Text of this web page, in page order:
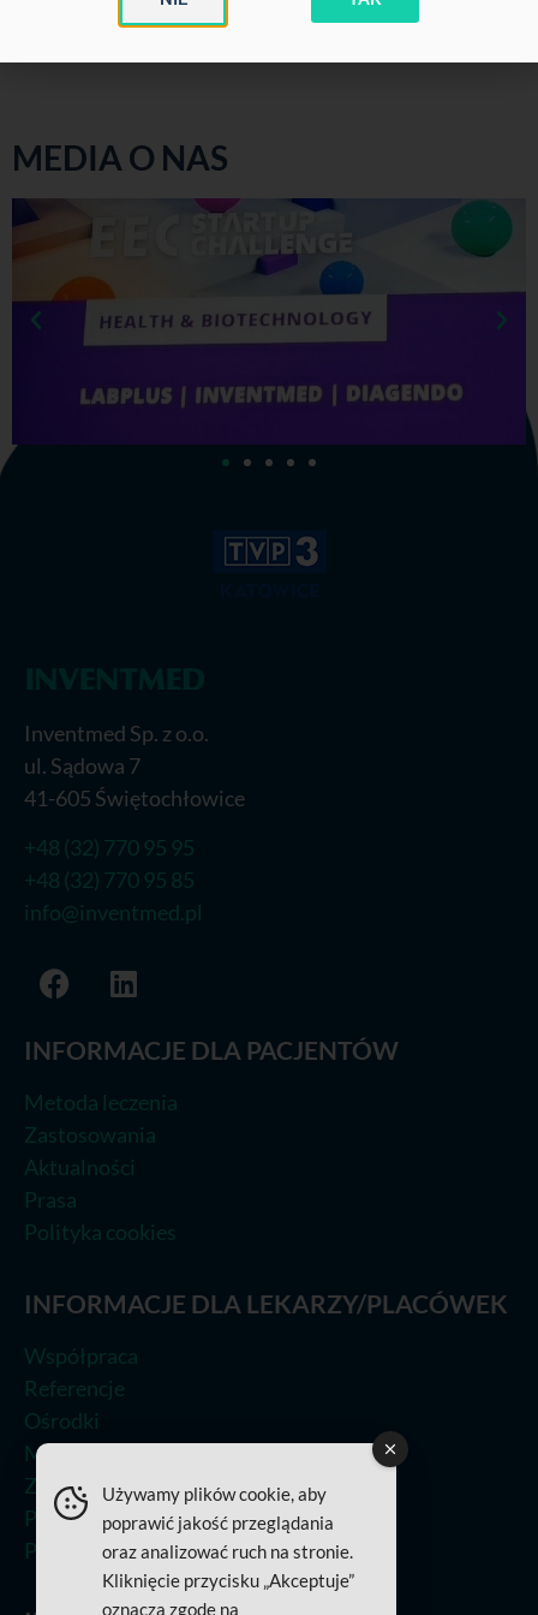
MEDIA O NAS
Inventmed Sp. z o.o.
ul. Sądowa 7
41-605 Świętochłowice
+48 (32) 770 95 95
+48 (32) 770 95 85
info@inventmed.pl
INFORMACJE DLA PACJENTÓW
Metoda leczenia
Zastosowania
Aktualności
Prasa
Polityka cookies
INFORMACJE DLA LEKARZY/PLACÓWEK
Współpraca
Referencje
Ośrodki
Metoda leczenia
Zastosowania
Prasa
Polityka Jakości
Używamy plików cookie, aby
poprawić jakość przeglądania
oraz analizować ruch na stronie.
Kliknięcie przycisku „Akceptuje”
oznacza zgodę na